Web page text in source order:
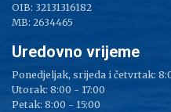
OIB: 32131316182
MB: 2634465
Uredovno vrijeme
Ponedjeljak, srijeda i četvrtak:
Utorak: 8:00 - 17:00
Petak: 8:00 - 15:00